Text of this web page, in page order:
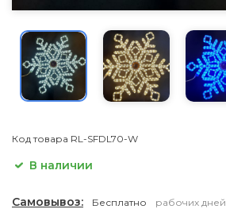
Код товара RL-SFDL70-W
В наличии
Самовывоз: Бесплатно рабочих дней